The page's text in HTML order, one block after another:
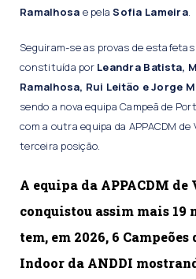
Ramalhosa e pelaSofia Lameira.
Seguiram-se as provas de
constituída por Leandra Batista,
Ramalhosa, Rui Leitão e Jorge
sendo a nova equipa Campeã de
com a outra equipa da APPACDM
terceira posição.
A equipa da APPACDM de
conquistou assim mais 19
tem, em 2026, 6
Indoor da ANDDI